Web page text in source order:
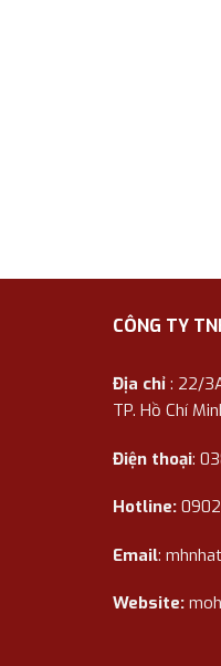
CÔNG TY
Địa chỉ : 22/
TP. Hồ Chí
Điện thoại:
Hotline:
Email:
Website: